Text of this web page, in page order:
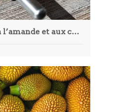
Financiers à l’amande et aux cerises